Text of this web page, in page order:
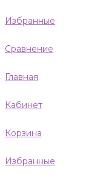
Избранные
Сравнение
Главная
Кабинет
Корзина
Избранные